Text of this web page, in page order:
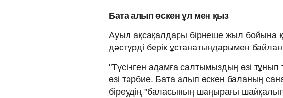
Бата алып өскен ұл мен қыз
Ауыл ақсақалдары бірнеше жыл бойына
дәстүрді берік ұстанатындарымен
"Түсінген адамға салтымыздың өзі тұнып
өзі тәрбие. Бата алып өскен баланың
біреудің "баласының шаңырағы